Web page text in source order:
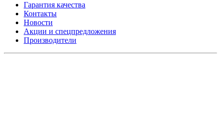
Гарантия качества
Контакты
Новости
Акции и спецпредложения
Производители